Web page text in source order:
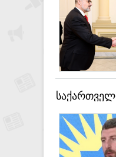
გადაცემის
გაიმართა
რომელიც
შემდეგ